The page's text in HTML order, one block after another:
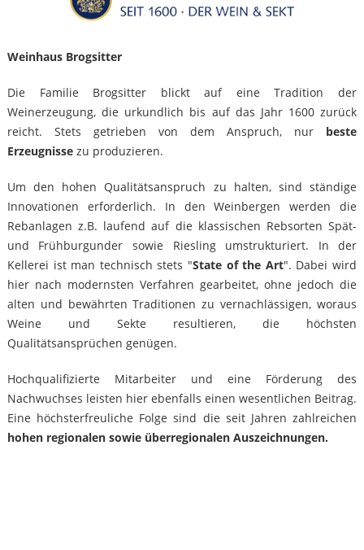
Weinhaus Brogsitter
Die Familie Brogsitter blickt auf eine Tradition der
Weinerzeugung, die urkundlich bis auf das Jahr 1600 zurück
reicht. Stets getrieben von dem Anspruch, nur beste
Erzeugnissezu produzieren.
Um den hohen Qualitätsanspruch zu halten, sind ständige
Innovationen erforderlich. In den Weinbergen werden die
Rebanlagen z.B. laufend auf die klassischen Rebsorten Spät-
und Frühburgunder sowie Riesling umstrukturiert. In der
Kellerei ist man technisch stets "State of the Art". Dabei wird
hier nach modernsten Verfahren gearbeitet, ohne jedoch die
alten und bewährten Traditionen zu vernachlässigen, woraus
Weine und Sekte resultieren, die höchsten
Qualitätsansprüchen genügen.
Hochqualifizierte Mitarbeiter und eine Förderung des
Nachwuchses leisten hier ebenfalls einen wesentlichen Beitrag.
Eine höchsterfreuliche Folge sind die seit Jahren zahlreichen
hohen regionalen sowie überregionalen Auszeichnungen.